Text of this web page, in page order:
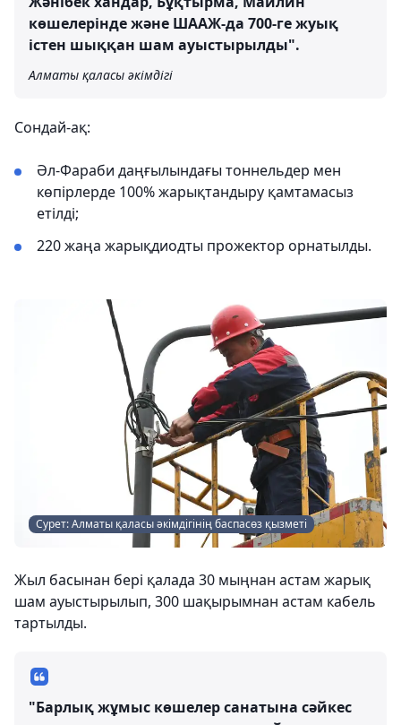
көшелерінде және ШААЖ-да 700-ге жуық
істен шыққан шам ауыстырылды".
Алматы қаласы әкімдігі
Сондай-ақ:
Әл-Фараби даңғылындағы тоннельдер мен
көпірлерде 100% жарықтандыру қамтамасыз
етілді;
220 жаңа жарықдиодты прожектор орнатылды.
Сурет: Алматы қаласы әкімдігінің баспасөз қызметі
Жыл басынан бері қалада 30 мыңнан астам жарық
шам ауыстырылып, 300 шақырымнан астам кабель
тартылды.
"Барлық жұмыс көшелер санатына сәйкес